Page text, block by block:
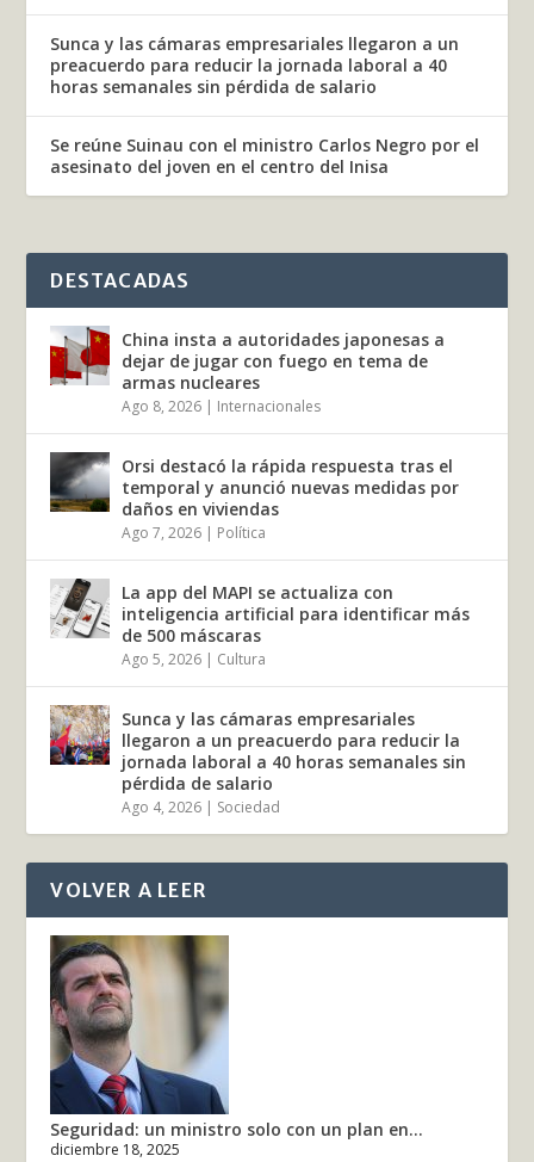
Sunca y las cámaras empresariales llegaron a un
preacuerdo para reducir la jornada laboral a 40
horas semanales sin pérdida de salario
Se reúne Suinau con el ministro Carlos Negro por el
asesinato del joven en el centro del Inisa
DESTACADAS
China insta a autoridades japonesas a
dejar de jugar con fuego en tema de
armas nucleares
Ago 8, 2026 | Internacionales
Orsi destacó la rápida respuesta tras el
temporal y anunció nuevas medidas por
daños en viviendas
Ago 7, 2026 | Política
La app del MAPI se actualiza con
inteligencia artificial para identificar más
de 500 máscaras
Ago 5, 2026 | Cultura
Sunca y las cámaras empresariales
llegaron a un preacuerdo para reducir la
jornada laboral a 40 horas semanales sin
pérdida de salario
Ago 4, 2026 | Sociedad
VOLVER A LEER
Seguridad: un ministro solo con un plan en...
diciembre 18, 2025